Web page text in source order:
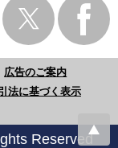
広告のご案内
法に基づく表示
Reserved